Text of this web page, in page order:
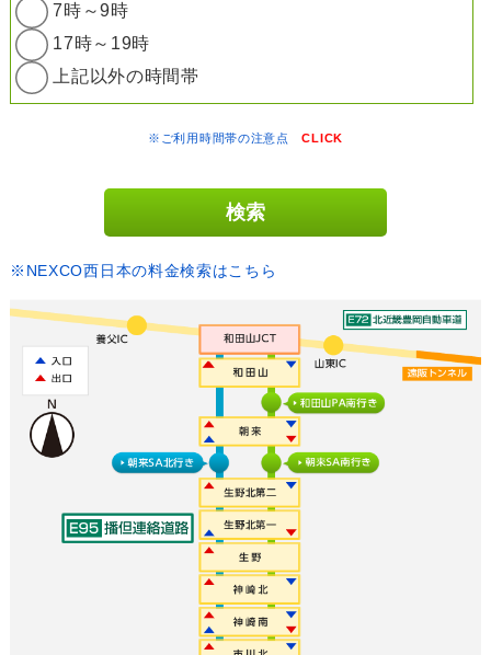
7時～9時
17時～19時
上記以外の時間帯
※ご利用時間帯の注意点CLICK
※NEXCO西日本の料金検索はこちら